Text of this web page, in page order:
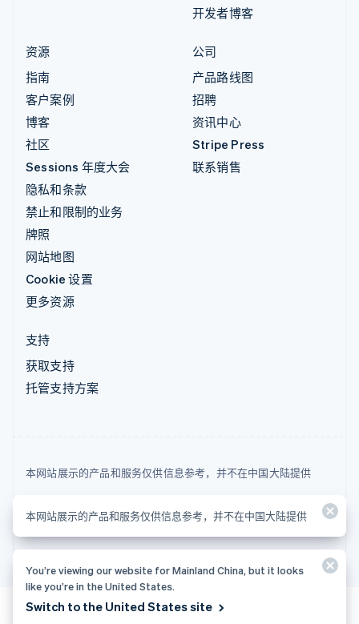
开发者博客
资源
指南
客户案例
博客
社区
Sessions 年度大会
隐私和条款
禁止和限制的业务
牌照
网站地图
Cookie 设置
更多资源
公司
产品路线图
招聘
资讯中心
Stripe Press
联系销售
支持
获取支持
托管支持方案
本网站展示的产品和服务仅供信息参考，并不在中国大陆提供
© 2026 Stripe, LLC
本网站展示的产品和服务仅供信息参考，并不在中国大陆提供
You’re viewing our website for Mainland China, but it looks
like you’re in the United States.
Switch to the United States site